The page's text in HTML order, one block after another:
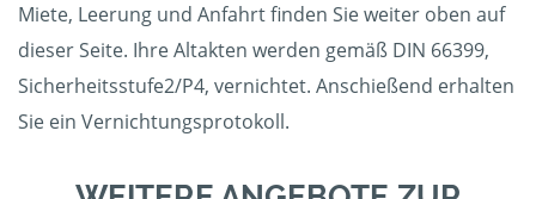
Miete, Leerung und Anfahrt finden Sie weiter oben auf
dieser Seite. Ihre Altakten werden gemäß DIN 66399,
Sicherheitsstufe2/P4, vernichtet. Anschießend erhalten
Sie ein Vernichtungsprotokoll.